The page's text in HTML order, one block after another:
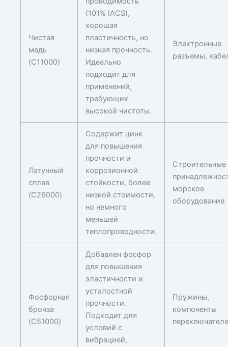
Чистая
медь
(C11000)
(101% IACS),
хорошая
пластичность, но
низкая прочность.
Идеально
подходит для
применений,
требующих
высокой чистоты.
Электронные
разъемы,
Латунный
сплав
(C26000)
Содержит цинк
для повышения
прочности и
коррозионной
стойкости, более
низкой стоимости,
но немного
меньшей
теплопроводности.
Строительные
морское
оборудование
Фосфорная
бронза
(C51000)
Добавлен фосфор
для повышения
эластичности и
усталостной
прочности.
Подходит для
условий с
вибрацией,
Пружины,
компоненты